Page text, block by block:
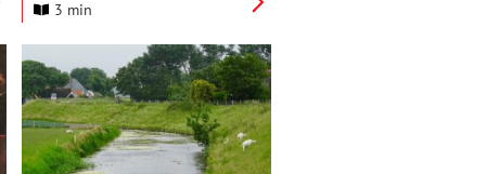
Holland het gezag uit over
Waarom hij zijn onderdanen
tegen zich in het harnas
gejaagd had is niet helemaal
duidelijk. Maar hij moet het
helemaal bij hen verbruid
hebben… Persijns
burcht Swaensborch werd door
3 min